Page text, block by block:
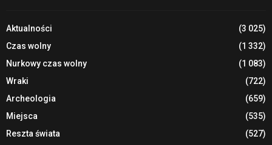
Aktualności
(3 025)
Czas wolny
(1 332)
Nurkowy czas wolny
(1 083)
Wraki
(722)
Archeologia
(659)
Miejsca
(535)
Reszta świata
(527)